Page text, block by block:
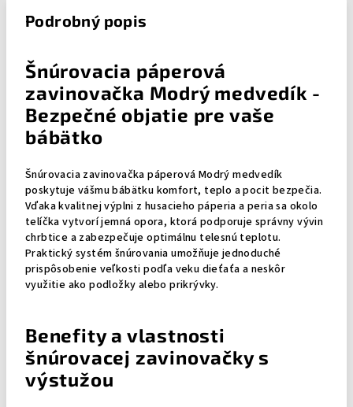
Podrobný popis
Šnúrovacia páperová
zavinovačka Modrý medvedík -
Bezpečné objatie pre vaše
bábätko
Šnúrovacia zavinovačka páperová Modrý medvedík
poskytuje vášmu bábätku komfort, teplo a pocit bezpečia.
Vďaka kvalitnej výplni z husacieho páperia a peria sa okolo
telíčka vytvorí jemná opora, ktorá podporuje správny vývin
chrbtice a zabezpečuje optimálnu telesnú teplotu.
Praktický systém šnúrovania umožňuje jednoduché
prispôsobenie veľkosti podľa veku dieťaťa a neskôr
využitie ako podložky alebo prikrývky.
Benefity a vlastnosti
šnúrovacej zavinovačky s
výstužou